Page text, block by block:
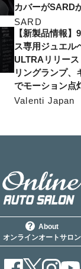
カバーがSARD
SARD
【新製品情報】
ス専用ジュエル
ULTRAリリー
リングランプ、
でモーション点
Valenti Japan
About
オンラインオートサロン